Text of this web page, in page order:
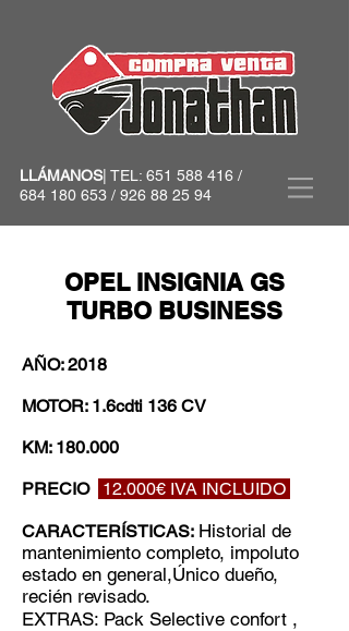
LLÁMANOS| TEL: 651 588 416 /
684 180 653 / 926 88 25 94
OPEL INSIGNIA GS
TURBO BUSINESS
AÑO: 2018
MOTOR: 1.6cdti 136 CV
KM: 180.000
PRECIO
12.000€ IVA INCLUIDO
CARACTERÍSTICAS: Historial de
mantenimiento completo, impoluto
estado en general,Único dueño,
recién revisado.
EXTRAS: Pack Selective confort ,